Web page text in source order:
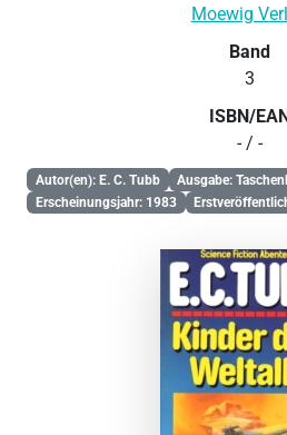
Moewig
Band
3
ISBN/EAN
- / -
Autor(en): E. C. Tubb
Ausgabe:
Erscheinungsjahr: 1983